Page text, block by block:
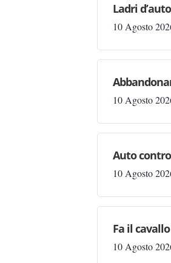
Ladri
10 Agosto
10 Agosto
Auto
10 Agosto
Fa il
10 Agosto